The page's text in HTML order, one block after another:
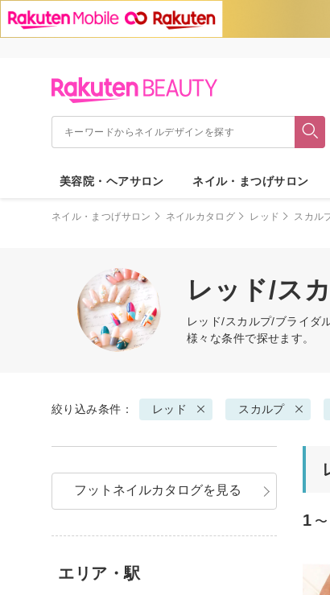
美容院・ヘアサロン ネイル・まつげサロン
ネイル・まつげサロン ネイルカタログ レッド スカル
レッド/ス
レッド/スカルプ/ブライダ
様々な条件で探せます。
絞り込み条件： レッド スカルプ
1 〜
フットネイルカタログを見る
エリア・駅